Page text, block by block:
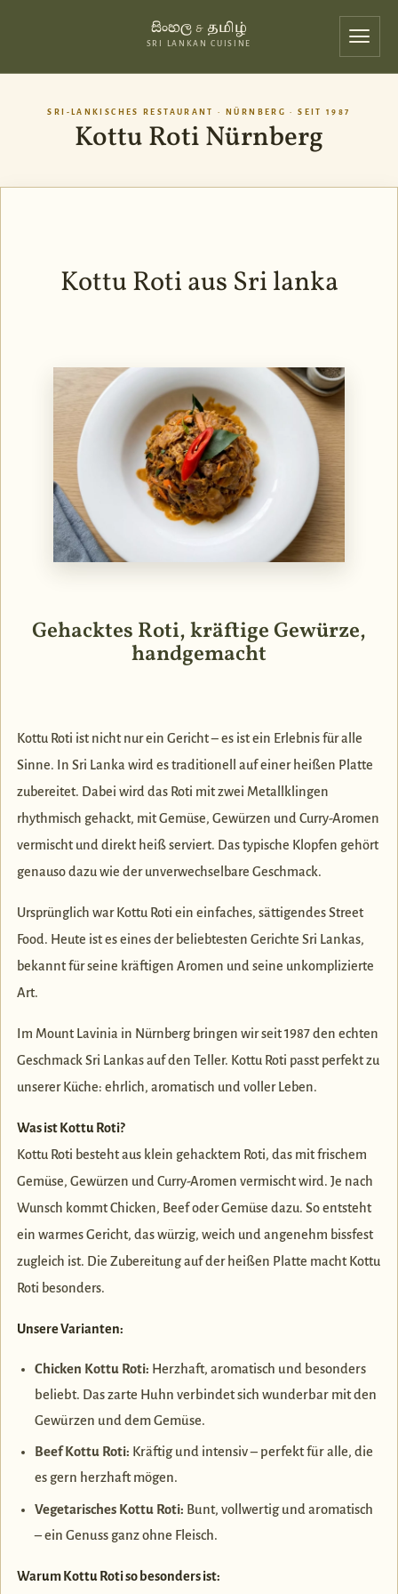
සිංහල & தமிழ்
SRI LANKAN CUISINE
SRI-LANKISCHES RESTAURANT · NÜRNBERG · SEIT 1987
Kottu Roti Nürnberg
Kottu Roti aus Sri lanka
Gehacktes Roti, kräftige Gewürze,
handgemacht
Kottu Roti ist nicht nur ein Gericht – es ist ein Erlebnis für alle
Sinne. In Sri Lanka wird es traditionell auf einer heißen Platte
zubereitet. Dabei wird das Roti mit zwei Metallklingen
rhythmisch gehackt, mit Gemüse, Gewürzen und Curry-Aromen
vermischt und direkt heiß serviert. Das typische Klopfen gehört
genauso dazu wie der unverwechselbare Geschmack.
Ursprünglich war Kottu Roti ein einfaches, sättigendes Street
Food. Heute ist es eines der beliebtesten Gerichte Sri Lankas,
bekannt für seine kräftigen Aromen und seine unkomplizierte
Art.
Im Mount Lavinia in Nürnberg bringen wir seit 1987 den echten
Geschmack Sri Lankas auf den Teller. Kottu Roti passt perfekt zu
unserer Küche: ehrlich, aromatisch und voller Leben.
Was ist Kottu Roti?
Kottu Roti besteht aus klein gehacktem Roti, das mit frischem
Gemüse, Gewürzen und Curry-Aromen vermischt wird. Je nach
Wunsch kommt Chicken, Beef oder Gemüse dazu. So entsteht
ein warmes Gericht, das würzig, weich und angenehm bissfest
zugleich ist. Die Zubereitung auf der heißen Platte macht Kottu
Roti besonders.
Unsere Varianten:
Chicken Kottu Roti: Herzhaft, aromatisch und besonders
beliebt. Das zarte Huhn verbindet sich wunderbar mit den
Gewürzen und dem Gemüse.
Beef Kottu Roti: Kräftig und intensiv – perfekt für alle, die
es gern herzhaft mögen.
Vegetarisches Kottu Roti: Bunt, vollwertig und aromatisch
– ein Genuss ganz ohne Fleisch.
Warum Kottu Roti so besonders ist: